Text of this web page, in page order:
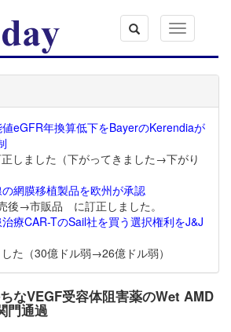
Toggle
navigation
eGFR年換算低下をBayerのKerendiaが
正しました（下がってきました→下がり
網膜移植製品を欧州が承認
後→市販品 に訂正しました。
療CAR-TのSail社を買う選択権利をJ&J
た（30億ドル弱→26億ドル弱）
なVEGF受容体阻害薬のWet AMD
門通過